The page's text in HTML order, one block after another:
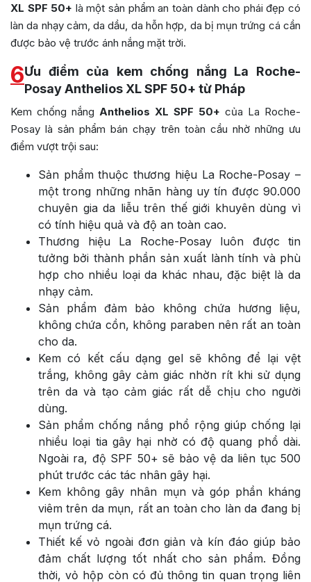
XL SPF 50+ là một sản phẩm an toàn dành cho phái đẹp có
làn da nhạy cảm, da dầu, da hỗn hợp, da bị mụn trứng cá cần
được bảo vệ trước ánh nắng mặt trời.
6Ưu điểm của kem chống nắng La Roche-
Posay Anthelios XL SPF 50+ từ Pháp
Kem chống nắng Anthelios XL SPF 50+ của La Roche-
Posay là sản phẩm bán chạy trên toàn cầu nhờ những ưu
điểm vượt trội sau:
Sản phẩm thuộc thương hiệu La Roche-Posay –
một trong những nhãn hàng uy tín được 90.000
chuyên gia da liễu trên thế giới khuyên dùng vì
có tính hiệu quả và độ an toàn cao.
Thương hiệu La Roche-Posay luôn được tin
tưởng bởi thành phần sản xuất lành tính và phù
hợp cho nhiều loại da khác nhau, đặc biệt là da
nhạy cảm.
Sản phẩm đảm bảo không chứa hương liệu,
không chứa cồn, không paraben nên rất an toàn
cho da.
Kem có kết cấu dạng gel sẽ không để lại vệt
trắng, không gây cảm giác nhờn rít khi sử dụng
trên da và tạo cảm giác rất dễ chịu cho người
dùng.
Sản phẩm chống nắng phổ rộng giúp chống lại
nhiều loại tia gây hại nhờ có độ quang phổ dài.
Ngoài ra, độ SPF 50+ sẽ bảo vệ da liên tục 500
phút trước các tác nhân gây hại.
Kem không gây nhân mụn và góp phần kháng
viêm trên da mụn, rất an toàn cho làn da đang bị
mụn trứng cá.
Thiết kế vỏ ngoài đơn giản và kín đáo giúp bảo
đảm chất lượng tốt nhất cho sản phẩm. Đồng
thời, vỏ hộp còn có đủ thông tin quan trọng liên